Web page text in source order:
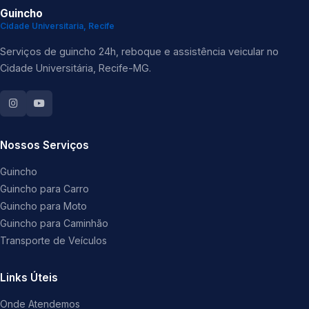
Guincho
Cidade Universitaria, Recife
Serviços de guincho 24h, reboque e assistência veicular no
Cidade Universitária, Recife-MG.
Nossos Serviços
Guincho
Guincho para Carro
Guincho para Moto
Guincho para Caminhão
Transporte de Veículos
Links Úteis
Onde Atendemos